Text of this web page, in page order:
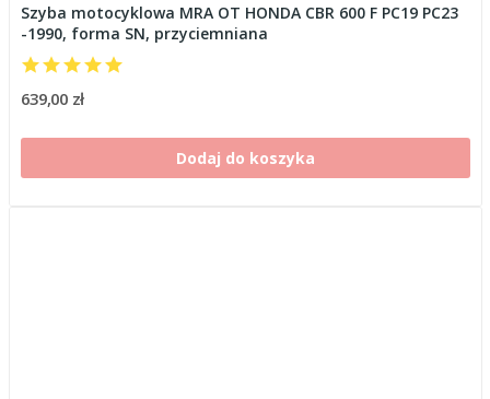
Szyba motocyklowa MRA OT HONDA CBR 600 F PC19 PC23
-1990, forma SN, przyciemniana
639,00 zł
Dodaj do koszyka